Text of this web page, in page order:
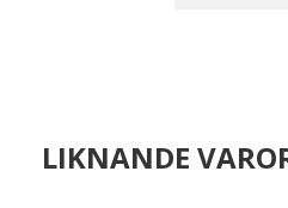
LIKNANDE